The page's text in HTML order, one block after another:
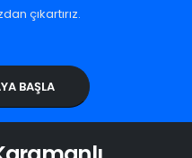
çıkartırız.
BAŞLA